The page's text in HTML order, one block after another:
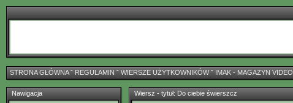
STRONA GŁÓWNAˇ REGULAMIN ˇ WIERSZE UŻYTKOWNIKÓWˇ IMAK - MAGAZYN VIDEO
Nawigacja
Wiersz - tytuł: Do ciebie świerszcz